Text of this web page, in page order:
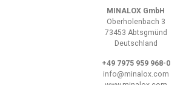
MINALOX GmbH
Oberholenbach 3
73453 Abtsgmünd
Deutschland
+49 7975 959 968-0
info@minalox.com